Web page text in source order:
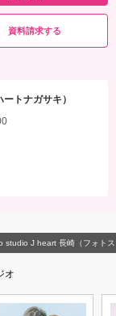
資料請求する
トナガサキ）
studio J heart 長崎（フォト
オ